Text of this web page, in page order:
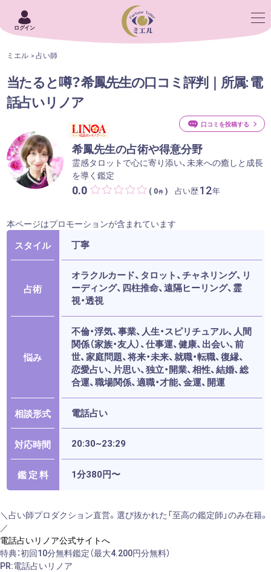
ログイン
ミエル 占い師
当たると噂？希鳳先生の口コミ評判｜所属: 電
話占いリノア
希鳳先生の占術や得意分野
霊感タロットで心に寄り添い、未来への癒しと成長
を導く鑑定
0.0 ( 0件 ) 占い歴12年
口コミを投稿する
本ページはプロモーションが含まれています
スタイル 丁寧
占術
オラクルカード、タロット、チャネリング、リ
ーディング、四柱推命、遠隔ヒーリング、霊
視・透視
悩み
不倫・浮気、事業、人生・スピリチュアル、人間
関係（家族・友人）、仕事運、健康、出会い、前
世、家庭問題、将来・未来、就職・転職、復縁、
恋愛占い、片思い、独立・開業、相性、結婚、総
合運、職場関係、適職・才能、金運、開運
相談形式 電話占い
対応時間 20:30~23:29
鑑 定 料 1分380円〜
＼占い師プロダクション直営。選び抜かれた「至高の鑑定師」のみ在籍。
／
電話占いリノア公式サイトへ
特典：初回10分無料鑑定（最大4.200円分無料）
PR:電話占いリノア